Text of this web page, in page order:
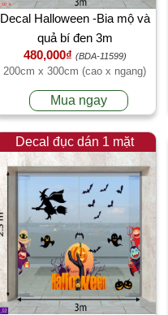
Decal Halloween -Bia mộ và
quả bí đen 3m
480,000₫ (BDA-11599)
200cm x 300cm (cao x ngang)
Mua ngay
Decal đục dán 1 mặt